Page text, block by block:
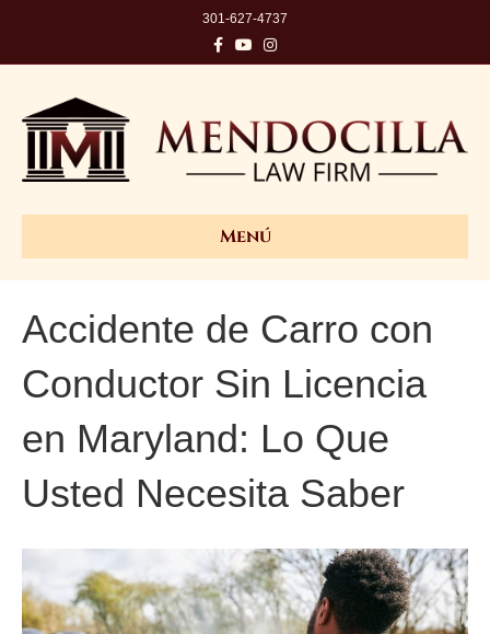
301-627-4737
FacebookYoutubeInstagram
Menú
Accidente de Carro con
Conductor Sin Licencia
en Maryland: Lo Que
Usted Necesita Saber